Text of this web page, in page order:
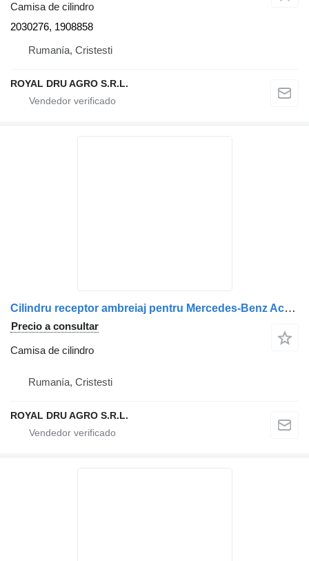
Camisa de cilindro
2030276, 1908858
Rumanía, Cristesti
ROYAL DRU AGRO S.R.L.
Cilindru receptor ambreiaj pentru Mercedes-Benz Actros 2 / 3 Axo camisa de cilindro para camión
Precio a consultar
Camisa de cilindro
Rumanía, Cristesti
ROYAL DRU AGRO S.R.L.